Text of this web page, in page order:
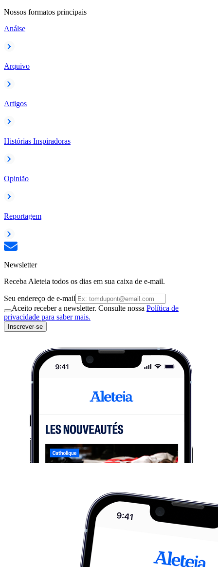
Nossos formatos principais
Análse
Arquivo
Artigos
Histórias Inspiradoras
Opinião
Reportagem
Newsletter
Receba Aleteia todos os dias em sua caixa de e-mail.
Seu endereço de e-mail
Aceito receber a newsletter. Consulte nossa Política de
privacidade para saber mais.
Inscrever-se